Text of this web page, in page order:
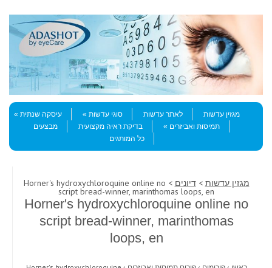
Menu
Skip to content
מגזין עדשות
לאתר עדשות סוגי עדשות
עיסקה שנתית
תמיסות ואביזרים
בדיקת ראיה מקצועית
מבצעים
כל המותגים
מגזין עדשות >דיונים > Horner's hydroxychloroquine online no
script bread-winner, marinthomas loops, en
Horner's hydroxychloroquine online no
script bread-winner, marinthomas
loops, en